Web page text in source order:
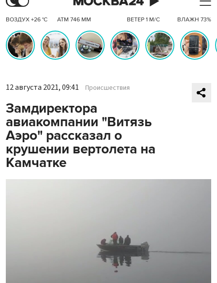
ВОЗДУХ +26 °C АТМ 746 ММ ВЕТЕР 1 М/С ВЛАЖН 73%
12 августа 2021, 09:41 Происшествия
Замдиректора
авиакомпании "Витязь
Аэро" рассказал о
крушении вертолета на
Камчатке